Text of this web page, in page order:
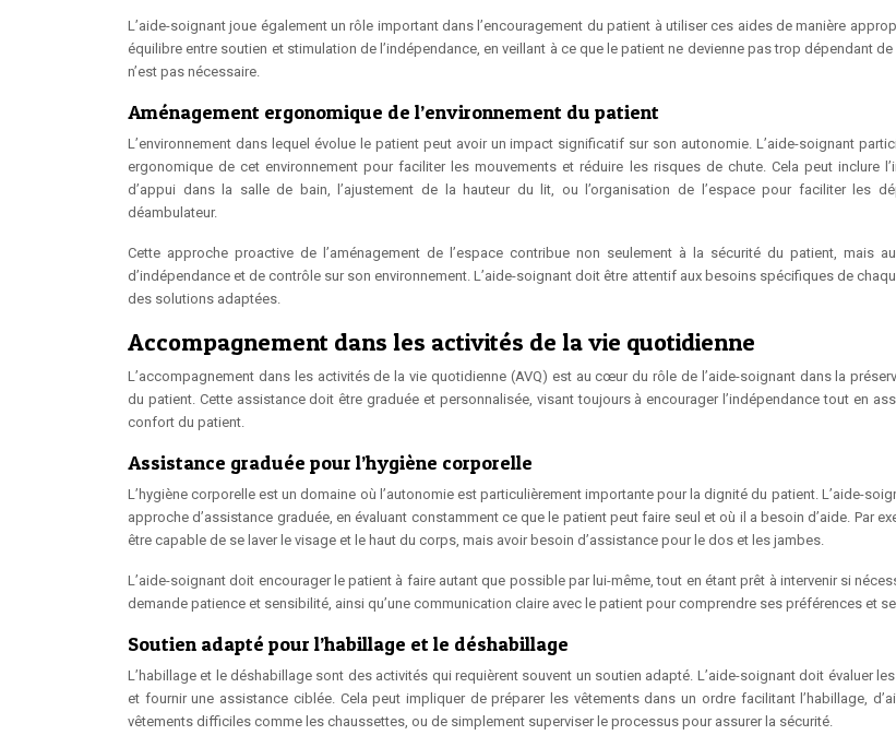
L’aide-soignant joue également un rôle important dans l’encouragement du patient à utiliser ces aides de manière
équilibre entre soutien et stimulation de l’indépendance, en veillant à ce que le patient ne devienne pas trop dépendant
n’est pas nécessaire.
Aménagement ergonomique de l’environnement du patient
L’environnement dans lequel évolue le patient peut avoir un impact significatif sur son autonomie. L’aide-soignant
ergonomique de cet environnement pour faciliter les mouvements et réduire les risques de chute. Cela peut inclure
d’appui dans la salle de bain, l’ajustement de la hauteur du lit, ou l’organisation de l’espace pour faciliter les
déambulateur.
Cette approche proactive de l’aménagement de l’espace contribue non seulement à la sécurité du patient, mais
d’indépendance et de contrôle sur son environnement. L’aide-soignant doit être attentif aux besoins spécifiques de
des solutions adaptées.
Accompagnement dans les activités de la vie quotidienne
L’accompagnement dans les activités de la vie quotidienne (AVQ) est au cœur du rôle de l’aide-soignant dans la
du patient. Cette assistance doit être graduée et personnalisée, visant toujours à encourager l’indépendance tout en
confort du patient.
Assistance graduée pour l’hygiène corporelle
L’hygiène corporelle est un domaine où l’autonomie est particulièrement importante pour la dignité du patient. L’aide-
approche d’assistance graduée, en évaluant constamment ce que le patient peut faire seul et où il a besoin d’aide. Par
être capable de se laver le visage et le haut du corps, mais avoir besoin d’assistance pour le dos et les jambes.
L’aide-soignant doit encourager le patient à faire autant que possible par lui-même, tout en étant prêt à intervenir si
demande patience et sensibilité, ainsi qu’une communication claire avec le patient pour comprendre ses préférences et
Soutien adapté pour l’habillage et le déshabillage
L’habillage et le déshabillage sont des activités qui requièrent souvent un soutien adapté. L’aide-soignant doit évaluer
et fournir une assistance ciblée. Cela peut impliquer de préparer les vêtements dans un ordre facilitant l’habillage,
vêtements difficiles comme les chaussettes, ou de simplement superviser le processus pour assurer la sécurité.